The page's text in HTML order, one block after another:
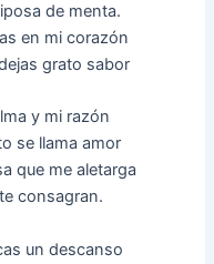
de menta.
en mi corazón
grato sabor
y mi razón
se llama amor
que me aletarga
consagran.
un descanso